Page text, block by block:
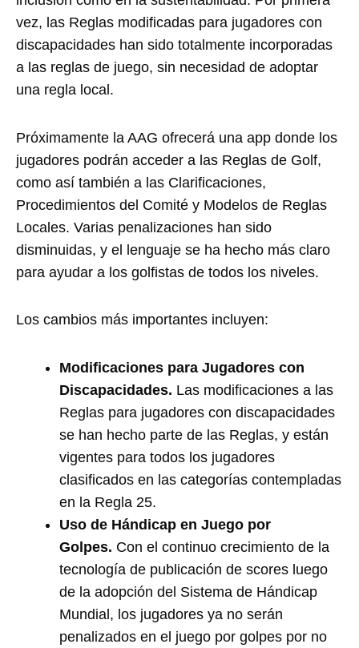
vez, las Reglas modificadas para jugadores con
discapacidades han sido totalmente incorporadas
a las reglas de juego, sin necesidad de adoptar
una regla local.
Próximamente la AAG ofrecerá una app donde los
jugadores podrán acceder a las Reglas de Golf,
como así también a las Clarificaciones,
Procedimientos del Comité y Modelos de Reglas
Locales. Varias penalizaciones han sido
disminuidas, y el lenguaje se ha hecho más claro
para ayudar a los golfistas de todos los niveles.
Los cambios más importantes incluyen:
Modificaciones para Jugadores con
Discapacidades. Las modificaciones a las
Reglas para jugadores con discapacidades
se han hecho parte de las Reglas, y están
vigentes para todos los jugadores
clasificados en las categorías contempladas
en la Regla 25.
Uso de Hándicap en Juego por
Golpes. Con el continuo crecimiento de la
tecnología de publicación de scores luego
de la adopción del Sistema de Hándicap
Mundial, los jugadores ya no serán
penalizados en el juego por golpes por no